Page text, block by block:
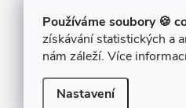
Používáme soubory 🍪
získávání statistických a
nám záleží. Více
Nastavení